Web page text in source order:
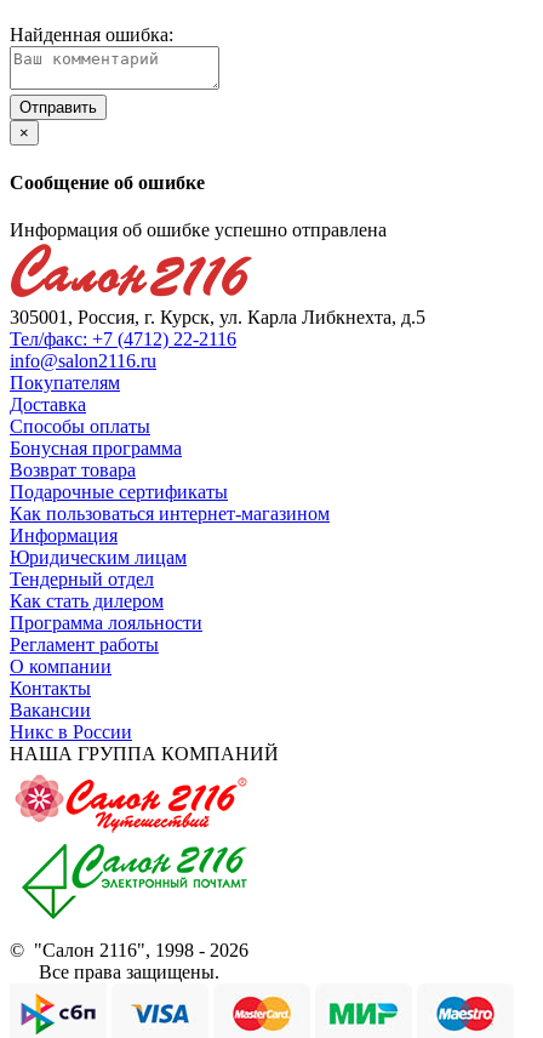
Найденная ошибка:
×
Сообщение об ошибке
Информация об ошибке успешно отправлена
305001, Россия, г. Курск, ул. Карла Либкнехта, д.5
Тел/факс: +7 (4712) 22-2116
info@salon2116.ru
Покупателям
Доставка
Способы оплаты
Бонусная программа
Возврат товара
Подарочные сертификаты
Как пользоваться интернет-магазином
Информация
Юридическим лицам
Тендерный отдел
Как стать дилером
Программа лояльности
Регламент работы
О компании
Контакты
Вакансии
Никс в России
НАША ГРУППА КОМПАНИЙ
© "Салон 2116", 1998 - 2026
Все права защищены.